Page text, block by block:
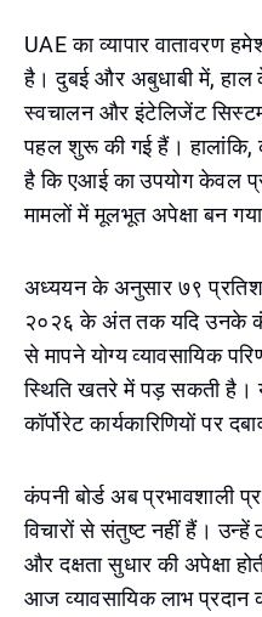
UAE का व्यापार वातावरण
है। दुबई और अबुधाबी में, हाल
स्वचालन और इंटेलिजेंट
पहल शुरू की गई हैं। हालांकि,
है कि एआई का उपयोग केवल
मामलों में मूलभूत अपेक्षा बन
अध्ययन के अनुसार ७९
२०२६ के अंत तक यदि उनके
से मापने योग्य व्यावसायिक
स्थिति खतरे में पड़ सकती है।
कॉर्पोरेट कार्यकारिणियों पर
कंपनी बोर्ड अब प्रभावशाली
विचारों से संतुष्ट नहीं हैं। उन्हें
और दक्षता सुधार की अपेक्षा
आज व्यावसायिक लाभ प्रदान